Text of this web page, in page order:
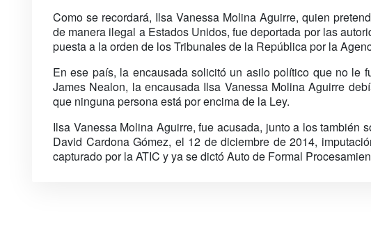
Como se recordará, Ilsa Vanessa Molina Aguirre, quien
de manera ilegal a Estados Unidos, fue deportada por las
puesta a la orden de los Tribunales de la República por la
En ese país, la encausada solicitó un asilo político que no le
James Nealon, la encausada Ilsa Vanessa Molina Aguirre
que ninguna persona está por encima de la Ley.
Ilsa Vanessa Molina Aguirre, fue acusada, junto a los también
David Cardona Gómez, el 12 de diciembre de 2014,
capturado por la ATIC y ya se dictó Auto de Formal